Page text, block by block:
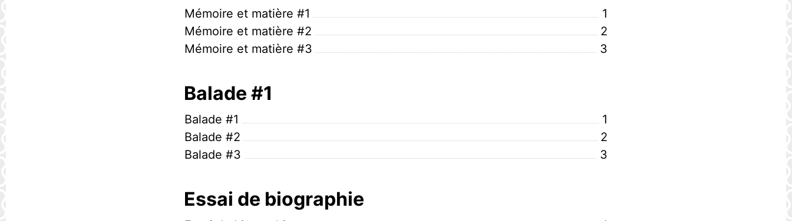
Mémoire et matière #1
Mémoire et matière #2
Mémoire et matière #3
Balade #1
Balade #1
Balade #2
Balade #3
Essai de biographie